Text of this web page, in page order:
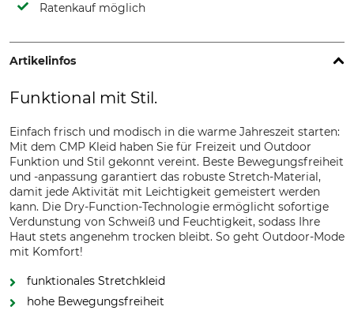
Ratenkauf möglich
Artikelinfos
Funktional mit Stil.
Einfach frisch und modisch in die warme Jahreszeit starten:
Mit dem CMP Kleid haben Sie für Freizeit und Outdoor
Funktion und Stil gekonnt vereint. Beste Bewegungsfreiheit
und -anpassung garantiert das robuste Stretch-Material,
damit jede Aktivität mit Leichtigkeit gemeistert werden
kann. Die Dry-Function-Technologie ermöglicht sofortige
Verdunstung von Schweiß und Feuchtigkeit, sodass Ihre
Haut stets angenehm trocken bleibt. So geht Outdoor-Mode
mit Komfort!
funktionales Stretchkleid
hohe Bewegungsfreiheit